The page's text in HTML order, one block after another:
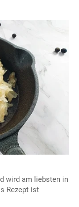
wird am liebsten in
Rezept ist